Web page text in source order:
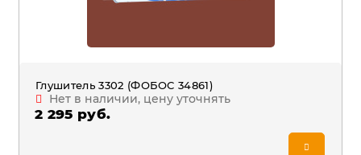
Глушитель 3302 (ФОБОС 34861)
Нет в наличии, цену уточнять
2 295 руб.